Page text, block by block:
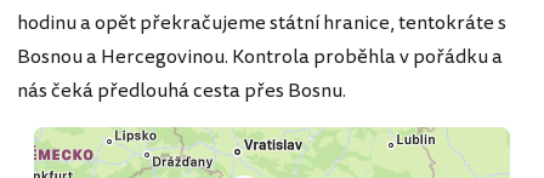
hodinu a opět překračujeme státní hranice, tentokráte s
Bosnou a Hercegovinou. Kontrola proběhla v pořádku a
nás čeká předlouhá cesta přes Bosnu.